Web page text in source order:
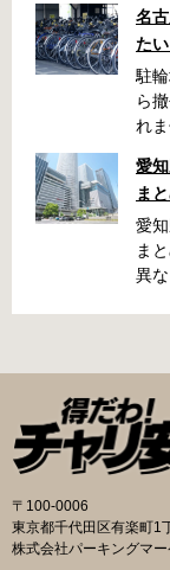
名
た
駐
ら
れ
名
く
さ
所
最
千
名
な
印
市
愛
愛
ま
愛
ま
異
の
詳
用
般
生
障
所
〒100-0006
東京都千代田区有楽町1
株式会社パーキングマー